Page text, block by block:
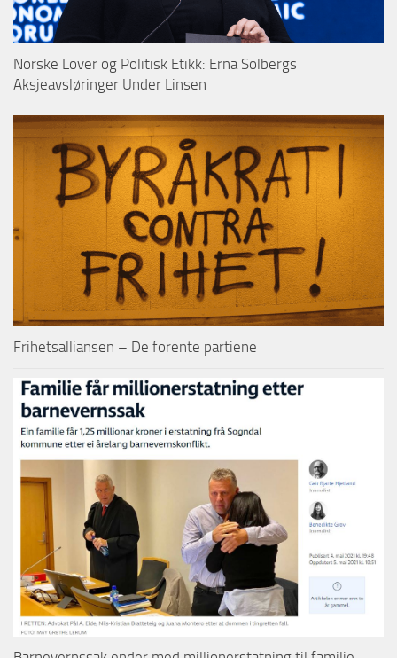
Norske Lover og Politisk Etikk: Erna Solbergs
Aksjeavsløringer Under Linsen
Frihetsalliansen – De forente partiene